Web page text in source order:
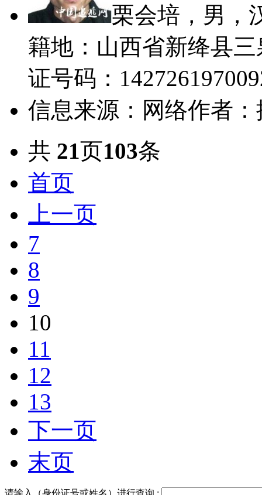
栗会培，男，
籍地：山西省新绛县
证号码：
信息来源：网络作者：
共 21页103条
首页
上一页
7
8
9
10
11
12
13
下一页
末页
请输入（身份证号或姓名）进行查询 :